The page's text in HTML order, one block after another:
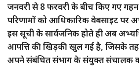
जनवरी से 8 फरवरी के बीच किए गए
परिणामों को आधिकारिक वेबसाइट पर
इस सूची के सार्वजनिक होते ही अब
आपत्ति की खिड़की खुल गई है, जिसके
अपने संबंधित संभाग के संयुक्त संचालक